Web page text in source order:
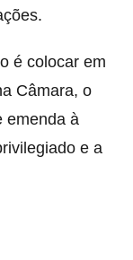
é colocar em
Câmara, o
emenda à
e a